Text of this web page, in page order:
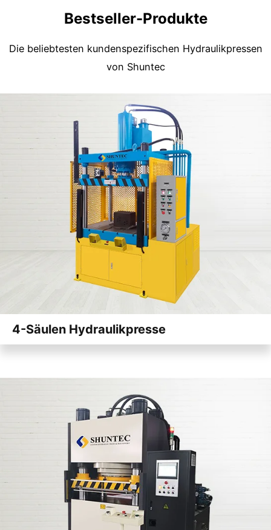
Bestseller-Produkte
Die beliebtesten kundenspezifischen Hydraulikpressen
von Shuntec
4-Säulen Hydraulikpresse